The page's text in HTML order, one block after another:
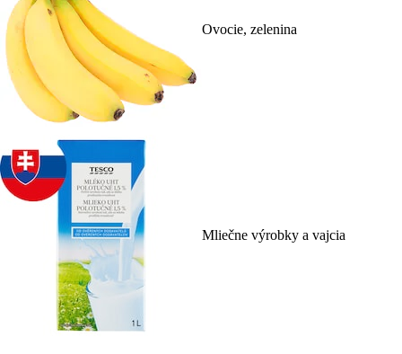
Ovocie, zelenina
Mliečne výrobky a vajcia